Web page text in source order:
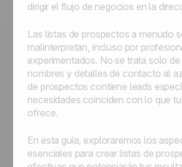
dirigir el flujo de negocios en la
Las listas de prospectos a menudo
malinterpretan, incluso por
experimentados. No se trata solo de
nombres y detalles de contacto al
de prospectos contiene leads
necesidades coinciden con lo que
ofrece.
En esta guía, exploraremos los
esenciales para crear listas de